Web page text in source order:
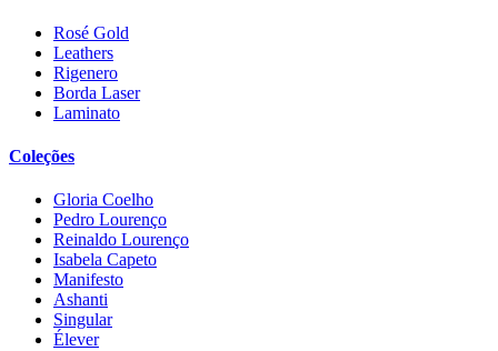
Rosé Gold
Leathers
Rigenero
Borda Laser
Laminato
Coleções
Gloria Coelho
Pedro Lourenço
Reinaldo Lourenço
Isabela Capeto
Manifesto
Ashanti
Singular
Élever